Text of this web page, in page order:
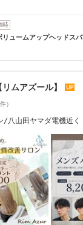
時
リュームアップヘッドスパ
ムアズール】
）
/八山田ヤマダ電機近く